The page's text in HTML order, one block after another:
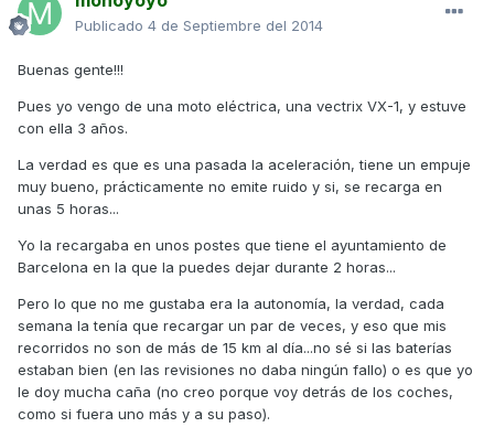
Publicado 4 de Septiembre del 2014
Buenas gente!!!
Pues yo vengo de una moto eléctrica, una vectrix VX-1, y estuve
con ella 3 años.
La verdad es que es una pasada la aceleración, tiene un empuje
muy bueno, prácticamente no emite ruido y si, se recarga en
unas 5 horas...
Yo la recargaba en unos postes que tiene el ayuntamiento de
Barcelona en la que la puedes dejar durante 2 horas...
Pero lo que no me gustaba era la autonomía, la verdad, cada
semana la tenía que recargar un par de veces, y eso que mis
recorridos no son de más de 15 km al día...no sé si las baterías
estaban bien (en las revisiones no daba ningún fallo) o es que yo
le doy mucha caña (no creo porque voy detrás de los coches,
como si fuera uno más y a su paso).